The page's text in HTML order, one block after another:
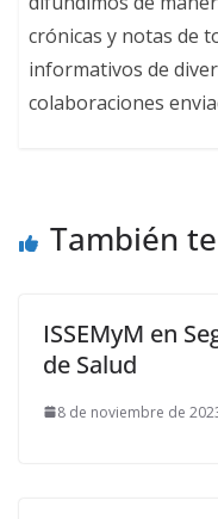
crónicas y notas de
informativos de
colaboraciones
También
ISSEMyM en
de Salud
8 de noviembre de